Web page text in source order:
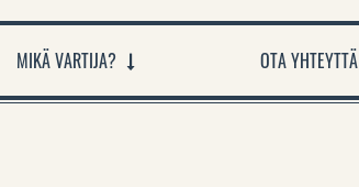
MIKÄ VARTIJA? OTA YHTEYTTÄ